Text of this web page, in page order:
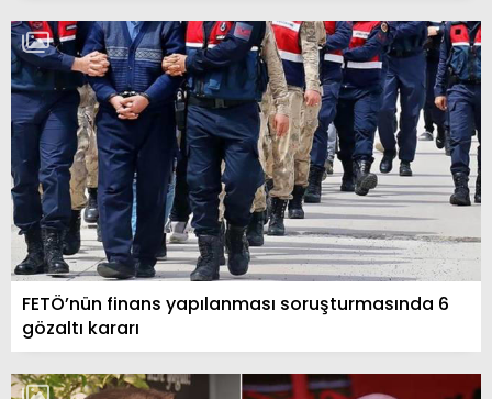
FETÖ’nün finans yapılanması soruşturmasında 6
gözaltı kararı